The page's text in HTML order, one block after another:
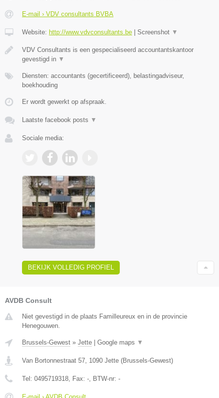
E-mail › VDV consultants BVBA
Website: http://www.vdvconsultants.be | Screenshot ▼
VDV Consultants is een gespecialiseerd accountantskantoor
gevestigd in ▼
Diensten: accountants (gecertificeerd), belastingadviseur,
boekhouding
Er wordt gewerkt op afspraak.
Laatste facebook posts ▼
Sociale media:
BEKIJK VOLLEDIG PROFIEL
AVDB Consult
Niet gevestigd in de plaats Familleureux en in de provincie
Henegouwen.
Brussels-Gewest » Jette | Google maps ▼
Van Bortonnestraat 57 1090 Jette (Brussels-Gewest)
Tel: 0495719318 , Fax: - , BTW-nr: -